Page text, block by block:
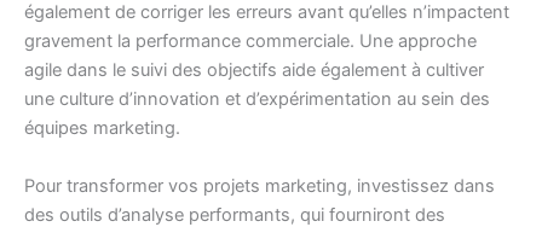
également de corriger les erreurs avant qu’elles n’impactent
gravement la performance commerciale. Une approche
agile dans le suivi des objectifs aide également à cultiver
une culture d’innovation et d’expérimentation au sein des
équipes marketing.
Pour transformer vos projets marketing, investissez dans
des outils d’analyse performants, qui fourniront des